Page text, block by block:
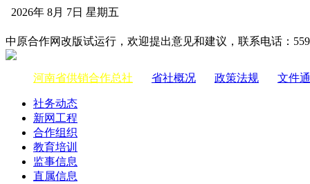
2026年 8月 7日 星期五
中原合作网改版试运行，欢迎提出意见和建议，联系电话：
河南省供销合作总社 省社概况 政策法规 文件
社务动态
新网工程
合作组织
教育培训
监事信息
直属信息